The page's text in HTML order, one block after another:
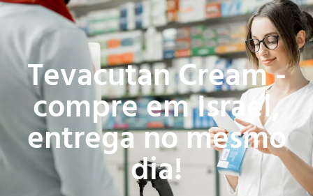
Tevacutan Cream -
compre em Israel,
entrega no mesmo
dia!